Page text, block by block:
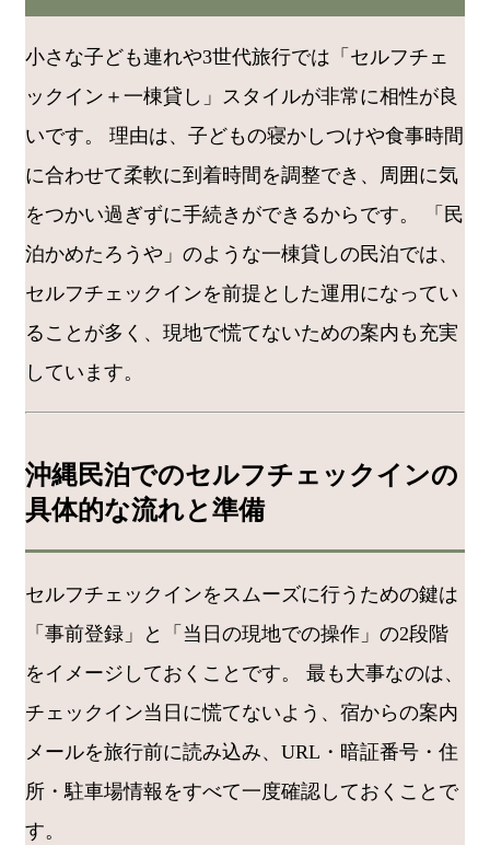
小さな子ども連れや3世代旅行では「セルフチェ
ックイン＋一棟貸し」スタイルが非常に相性が良
いです。 理由は、子どもの寝かしつけや食事時間
に合わせて柔軟に到着時間を調整でき、周囲に気
をつかい過ぎずに手続きができるからです。 「民
泊かめたろうや」のような一棟貸しの民泊では、
セルフチェックインを前提とした運用になってい
ることが多く、現地で慌てないための案内も充実
しています。
沖縄民泊でのセルフチェックインの
具体的な流れと準備
セルフチェックインをスムーズに行うための鍵は
「事前登録」と「当日の現地での操作」の2段階
をイメージしておくことです。 最も大事なのは、
チェックイン当日に慌てないよう、宿からの案内
メールを旅行前に読み込み、URL・暗証番号・住
所・駐車場情報をすべて一度確認しておくことで
す。